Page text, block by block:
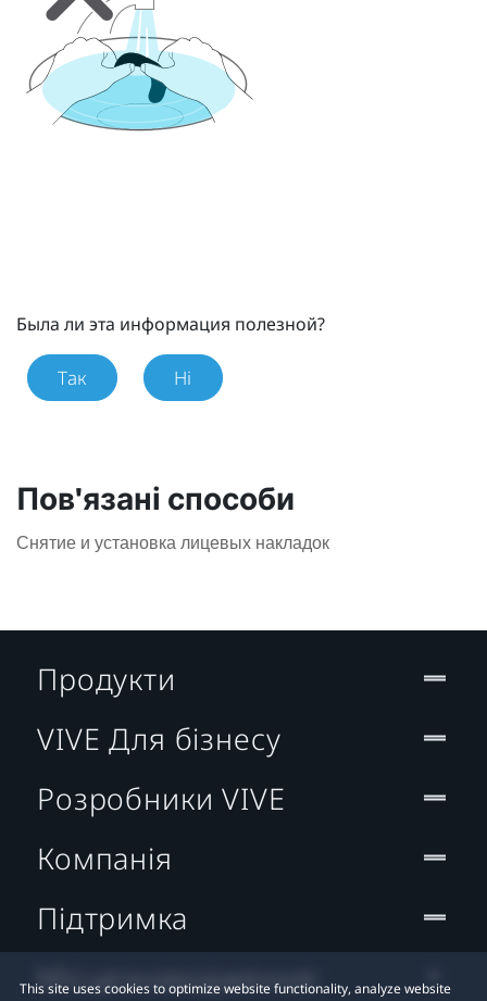
Была ли эта информация полезной?
Так Ні
Пов'язані способи
Снятие и установка лицевых накладок
This site uses cookies to optimize website functionality, analyze website
Продукти
VIVE Для бізнесу
Розробники VIVE
Компанія
Підтримка
Місцезнаходження: